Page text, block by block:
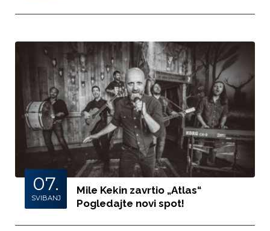
07.
SVIBANJ
Mile Kekin zavrtio „Atlas“
Pogledajte novi spot!